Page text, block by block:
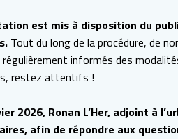
est mis à disposition du
Tout du long de la procédure, de
informés des
restez attentifs !
2026, Ronan L’Her, adjoint à
afin de répondre aux